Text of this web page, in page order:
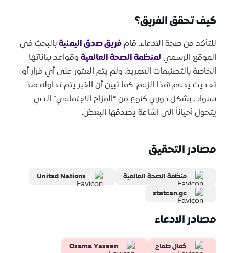
كيف تحقق الفريق؟
للتأكد من صحة الادعاء، قامفريق صدق اليمنيةبالبحث في
الموقع الرسميلمنظمة الصحة العالميةوقواعد بياناتها
الخاصة بالتصنيفات العمرية، ولم يتم العثور على أي قرار أو
تحديث يدعم هذا الزعم. كما تبين أن الخبر يتم تداوله منذ
سنوات بشكل دوري كنوع من “المزاح الاجتماعي” الذي
يتحول أحياناً إلى إشاعة يصدقها البعض.
مصادر التحقيق
منظمة الصحة العالمية
Unitad Nations
statcan.gc
مصادر الادعاء
كمال طماح
Osama Yaseen